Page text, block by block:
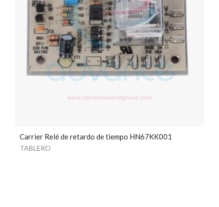
Carrier Relé de retardo de tiempo HN67KK001
TABLERO